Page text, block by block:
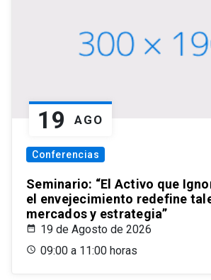
19 AGO
Conferencias
Seminario: “El Activo que
el envejecimiento redefine
mercados y estrategia”
19 de Agosto de 2026
09:00 a 11:00 horas